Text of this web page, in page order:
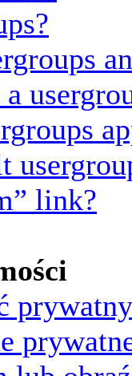
link?